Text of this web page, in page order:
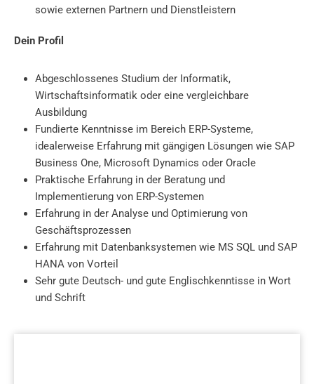
sowie externen Partnern und Dienstleistern
Dein Profil
Abgeschlossenes Studium der Informatik,
Wirtschaftsinformatik oder eine vergleichbare
Ausbildung
Fundierte Kenntnisse im Bereich ERP-Systeme,
idealerweise Erfahrung mit gängigen Lösungen wie SAP
Business One, Microsoft Dynamics oder Oracle
Praktische Erfahrung in der Beratung und
Implementierung von ERP-Systemen
Erfahrung in der Analyse und Optimierung von
Geschäftsprozessen
Erfahrung mit Datenbanksystemen wie MS SQL und SAP
HANA von Vorteil
Sehr gute Deutsch- und gute Englischkenntisse in Wort
und Schrift